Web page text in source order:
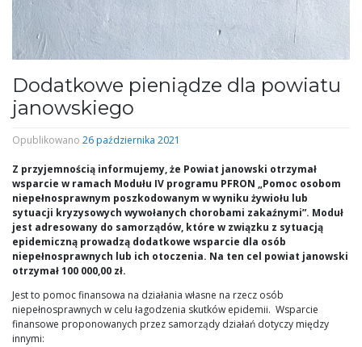
Dodatkowe pieniądze dla powiatu
janowskiego
Opublikowano 26 października 2021
Z przyjemnością informujemy, że Powiat janowski otrzymał
wsparcie w ramach Modułu IV programu PFRON „Pomoc osobom
niepełnosprawnym poszkodowanym w wyniku żywiołu lub
sytuacji kryzysowych wywołanych chorobami zakaźnymi”. Moduł
jest adresowany do samorządów, które w związku z sytuacją
epidemiczną prowadzą dodatkowe wsparcie dla osób
niepełnosprawnych lub ich otoczenia. Na ten cel powiat janowski
otrzymał 100 000,00 zł.
Jest to pomoc finansowa na działania własne na rzecz osób
niepełnosprawnych w celu łagodzenia skutków epidemii. Wsparcie
finansowe proponowanych przez samorządy działań dotyczy między
innymi: